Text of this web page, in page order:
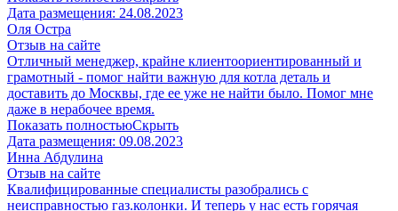
Дата размещения: 24.08.2023
​Оля Остра
Отзыв на сайте
Отличный менеджер, крайне клиентоориентированный и
грамотный - помог найти важную для котла деталь и
доставить до Москвы, где ее уже не найти было. Помог мне
даже в нерабочее время.
Показать полностьюСкрыть
Дата размещения: 09.08.2023
Инна Абдулина
Отзыв на сайте
Квалифицированные специалисты разобрались с
неисправностью газ.колонки. И теперь у нас есть горячая